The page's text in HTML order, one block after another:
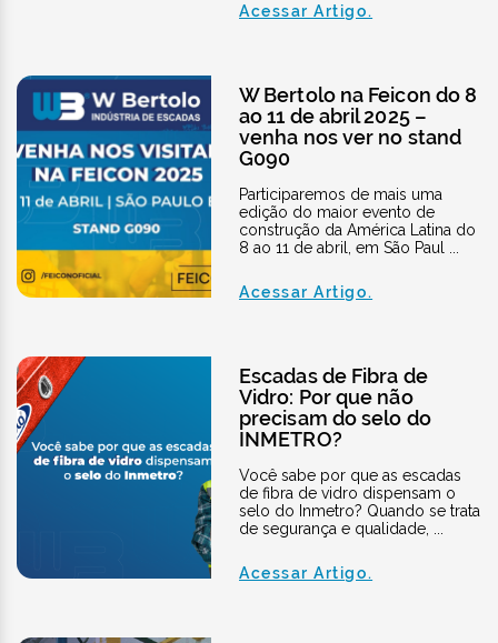
Acessar Artigo.
W Bertolo na Feicon do 8
ao 11 de abril 2025 –
venha nos ver no stand
G090
Participaremos de mais uma
edição do maior evento de
construção da América Latina do
8 ao 11 de abril, em São Paul ...
Acessar Artigo.
Escadas de Fibra de
Vidro: Por que não
precisam do selo do
INMETRO?
Você sabe por que as escadas
de fibra de vidro dispensam o
selo do Inmetro? Quando se trata
de segurança e qualidade, ...
Acessar Artigo.